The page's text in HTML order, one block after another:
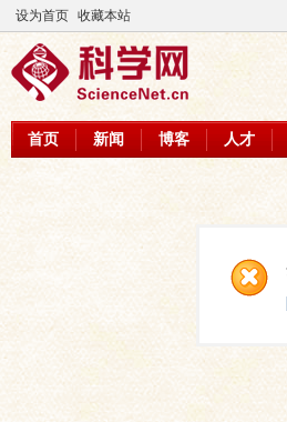
设为首页 收藏本站
首页 新闻 博客 人才